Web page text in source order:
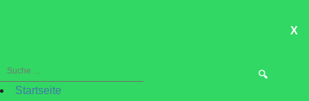
X
Suche
nach:Startseite